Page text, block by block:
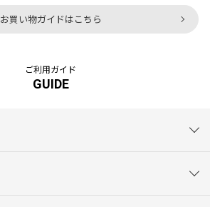
お買い物ガイドはこちら
ご利用ガイド
GUIDE